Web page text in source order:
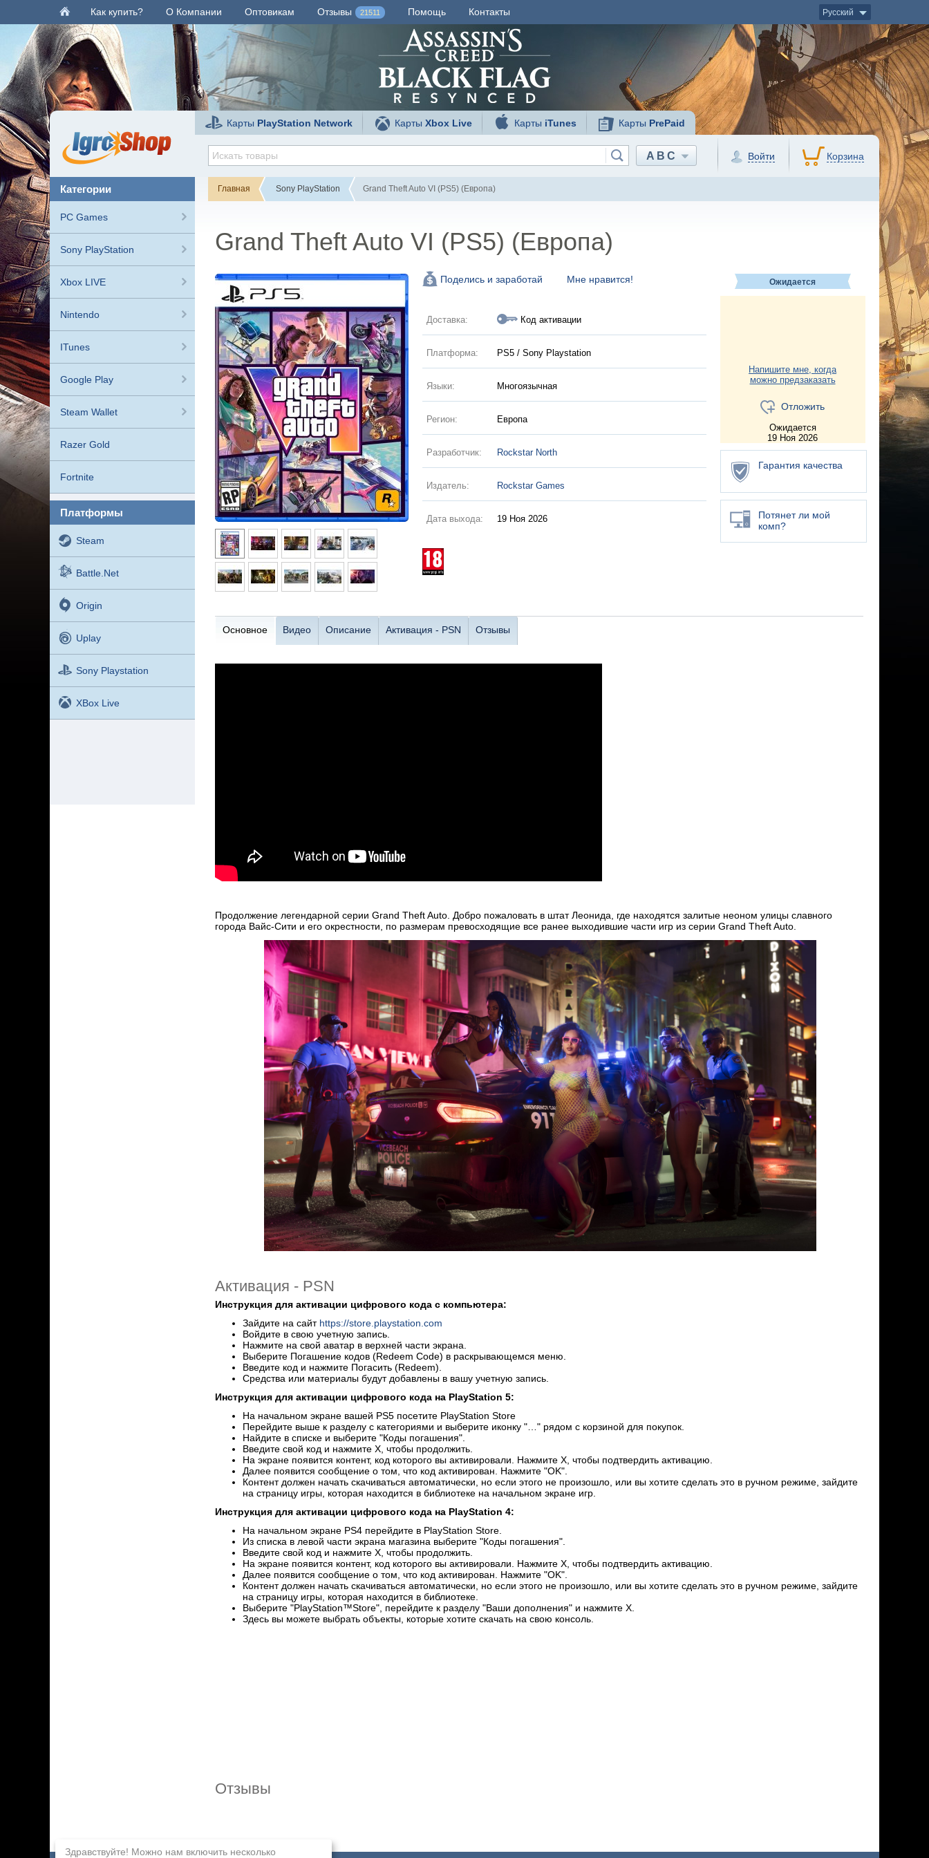
Как купить? О Компании Оптовикам Отзывы 21511 Помощь Контакты Русский
Карты PlayStation Network КартыXbox Live Карты iTunes Карты PrePaid
ABC Войти Корзина
категории
PC Games
Sony PlayStation
Xbox LIVE
Nintendo
ITunes
Google Play
Steam Wallet
Razer Gold
Fortnite
платформы
Steam
Battle.net
Origin
Uplay
Sony Playstation
XBox Live
Главная Sony PlayStation Grand Theft Auto VI (PS5) (Европа)
Grand Theft Auto VI (PS5) (Европа)
Мне нравится!
Поделись и заработай
Доставка: Код активации
Платформа: PS5 / Sony Playstation
Языки: Многоязычная
Регион: Европа
Разработчик: Rockstar North
Издатель: Rockstar Games
Дата выхода: 19 Ноя 2026
Ожидается
Напишите мне, когда
можно предзаказать
Отложить
Ожидается
19 Ноя 2026
Гарантия качества
Потянет ли мой
комп?
Основное Видео Описание Активация - PSN Отзывы
Продолжение легендарной серии Grand Theft Auto. Добро пожаловать в штат Леонида, где находятся залитые неоном улицы славного
города Вайс-Сити и его окрестности, по размерам превосходящие все ранее выходившие части игр из серии Grand Theft Auto.
Активация - PSN
Инструкция для активации цифрового кодa c компьютера:
Зайдите на сайт https://store.playstation.com
Войдите в свою учетную запись.
Нажмите на свой аватар в верхней части экрана.
Выберите Погашение кодов (Redeem Code) в раскрывающемся меню.
Введите код и нажмите Погасить (Redeem).
Средства или материалы будут добавлены в вашу учетную запись.
Инструкция для активации цифрового кодa на PlayStation 5:
На начальном экране вашей PS5 посетите PlayStation Store
Перейдите выше к разделу с категориями и выберите иконку "…" рядом с корзиной для покупок.
Найдите в списке и выберите "Коды погашения".
Введите свой код и нажмите X, чтобы продолжить.
На экране появится контент, код которого вы активировали. Нажмите X, чтобы подтвердить активацию.
Далее появится сообщение о том, что код активирован. Нажмите "OK".
Контент должен начать скачиваться автоматически, но если этого не произошло, или вы хотите сделать это в ручном режиме, зайдите
на страницу игры, которая находится в библиотеке на начальном экране игр.
Инструкция для активации цифрового кодa на PlayStation 4:
На начальном экране PS4 перейдите в PlayStation Store.
Из списка в левой части экрана магазина выберите "Коды погашения".
Введите свой код и нажмите X, чтобы продолжить.
На экране появится контент, код которого вы активировали. Нажмите X, чтобы подтвердить активацию.
Далее появится сообщение о том, что код активирован. Нажмите "OK".
Контент должен начать скачиваться автоматически, но если этого не произошло, или вы хотите сделать это в ручном режиме, зайдите
на страницу игры, которая находится в библиотеке.
Выберите "PlayStation™Store", перейдите к разделу "Ваши дополнения" и нажмите X.
Здесь вы можете выбрать объекты, которые хотите скачать на свою консоль.
Отзывы
Здравствуйте! Можно нам включить несколько